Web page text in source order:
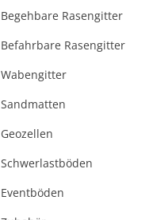
Begehbare Rasengitter
Befahrbare Rasengitter
Wabengitter
Sandmatten
Geozellen
Schwerlastböden
Eventböden